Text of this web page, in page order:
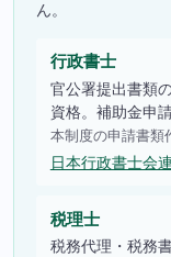
ん。
行政書士
官公署提出書類
資格。補助金申
本制度の申請書類
日本行政書士会
税理士
税務代理・税務